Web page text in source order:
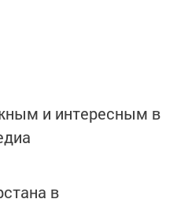
и интересным в
в